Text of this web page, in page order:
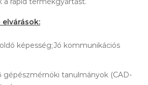
képesség;Jó kommunikációs
gépészmérnöki tanulmányok (CAD-